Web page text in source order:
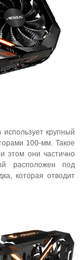
крупный
100-мм. Такое
этом они частично
расположен под
которая отводит